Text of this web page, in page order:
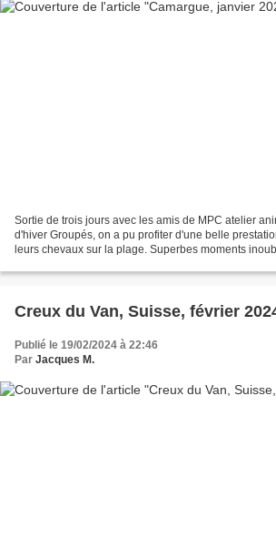
Sortie de trois jours avec les amis de MPC atelier
d'hiver Groupés, on a pu profiter d'une belle
leurs chevaux sur la plage. Superbes moments
Creux du Van, Suisse, février
Publié le 19/02/2024 à 22:46
Par Jacques M.